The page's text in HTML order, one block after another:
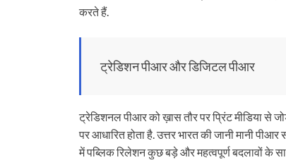
करते हैं.
ट्रेडिशन पीआर और डिजिटल पीआर
ट्रेडिशनल पीआर को ख़ास तौर पर प्रिंट मीडिया से
पर आधारित होता है. उत्तर भारत की जानी मानी
में पब्लिक रिलेशन कुछ बड़े और महत्वपूर्ण बदलावों के